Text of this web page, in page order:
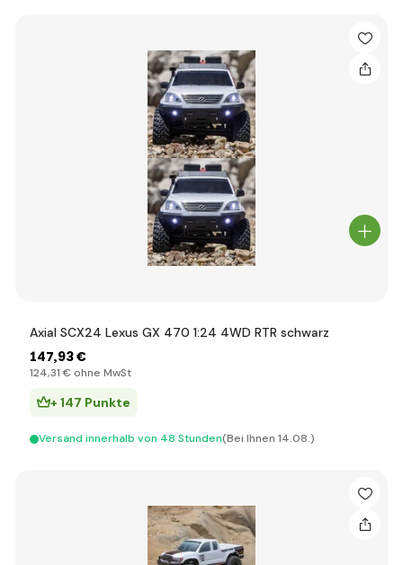
Axial SCX24 Lexus GX 470 1:24 4WD RTR schwarz
147,93 €
124,31 € ohne MwSt
+ 147 Punkte
Versand innerhalb von 48 Stunden(Bei Ihnen 14.08.)